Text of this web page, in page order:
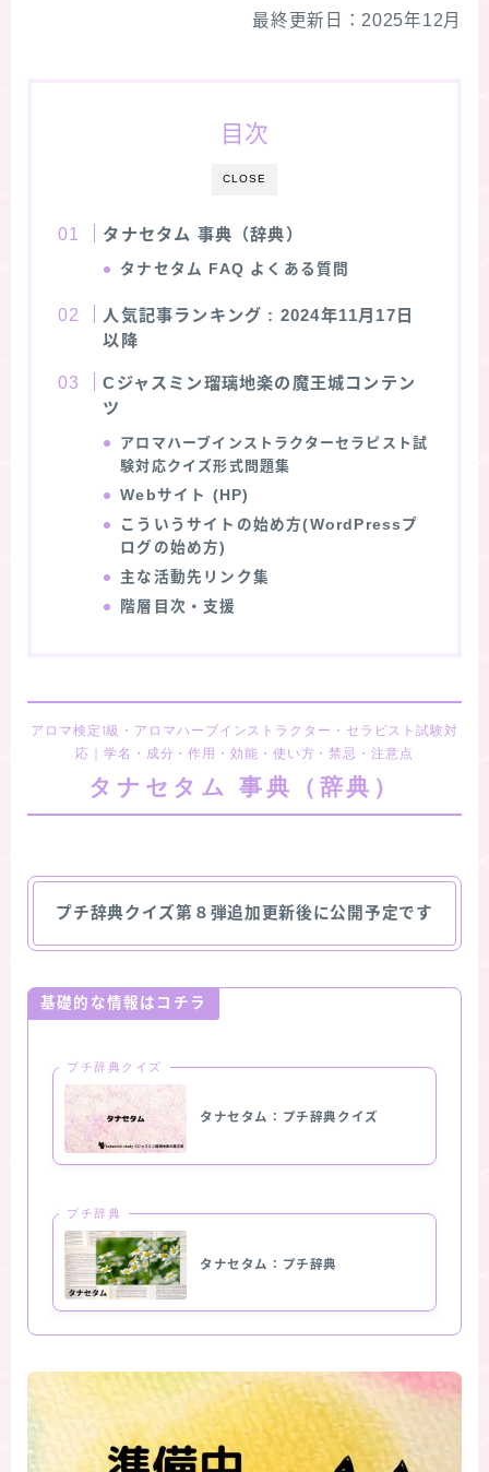
最終更新日：2025年12月
CLOSE
目次
タナセタム 事典（辞典）
タナセタム FAQ よくある質問
人気記事ランキング : 2024年11月17日
以降
Cジャスミン瑠璃地楽の魔王城コンテン
ツ
アロマハーブインストラクターセラピスト試
験対応クイズ形式問題集
Webサイト (HP)
こういうサイトの始め方(WordPressプ
ログの始め方)
主な活動先リンク集
階層目次・支援
アロマ検定1級・アロマハーブインストラクター・セラピスト試験対
応｜学名・成分・作用・効能・使い方・禁忌・注意点
タナセタム 事典（辞典）
プチ辞典クイズ第８弾追加更新後に公開予定です
基礎的な情報はコチラ
プチ辞典クイズ
タナセタム：プチ辞典クイズ
プチ辞典
タナセタム：プチ辞典